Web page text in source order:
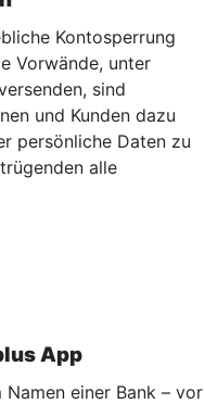
Kontosperrung
Vorwände, unter
sind
und Kunden dazu
persönliche Daten zu
alle
App
einer Bank – vor